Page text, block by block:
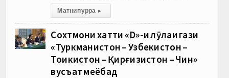
Матни пурра ▸
Сохтмони хатти «D»-и лӯлаи гази
«Туркманистон – Узбекистон –
Тоҷикистон – Қирғизистон – Чин»
вусъат меёбад